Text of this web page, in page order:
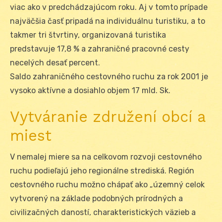
viac ako v predchádzajúcom roku. Aj v tomto prípade
najväčšia časť pripadá na individuálnu turistiku, a to
takmer tri štvrtiny, organizovaná turistika
predstavuje 17,8 % a zahraničné pracovné cesty
necelých desať percent.
Saldo zahraničného cestovného ruchu za rok 2001 je
vysoko aktívne a dosiahlo objem 17 mld. Sk.
Vytváranie združení obcí a
miest
V nemalej miere sa na celkovom rozvoji cestovného
ruchu podieľajú jeho regionálne strediská. Región
cestovného ruchu možno chápať ako „územný celok
vytvorený na základe podobných prírodných a
civilizačných daností, charakteristických väzieb a